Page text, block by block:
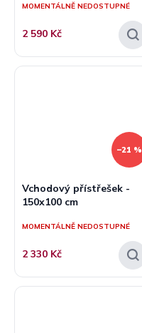
MOMENTÁLNĚ NEDOSTUPNÉ
2 590 Kč
–21 %
Vchodový přístřešek -
150x100 cm
MOMENTÁLNĚ NEDOSTUPNÉ
2 330 Kč